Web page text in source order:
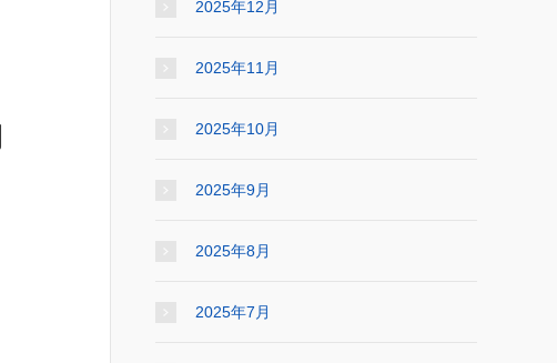
2025年12月
2025年11月
2025年10月
2025年9月
2025年8月
2025年7月